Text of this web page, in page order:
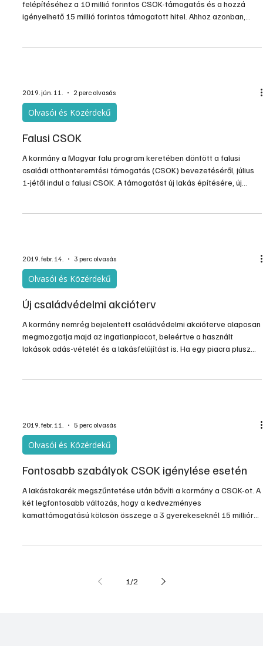
felépítéséhez a 10 millió forintos CSOK-támogatás és a hozzá
igényelhető 15 millió forintos támogatott hitel. Ahhoz azonban,
2019. jún. 11. 2 perc olvasás
Olvasói és Közérdekű
Falusi CSOK
A kormány a Magyar falu program keretében döntött a falusi
családi otthonteremtési támogatás (CSOK) bevezetéséről, július
1-jétől indul a falusi CSOK. A támogatást új lakás építésére, új
2019. febr. 14. 3 perc olvasás
Olvasói és Közérdekű
Új családvédelmi akcióterv
A kormány nemrég bejelentett családvédelmi akcióterve alaposan
megmozgatja majd az ingatlanpiacot, beleértve a használt
lakások adás-vételét és a lakásfelújítást is. Ha egy piacra plusz
2019. febr. 11. 5 perc olvasás
Olvasói és Közérdekű
Fontosabb szabályok CSOK igénylése esetén
A lakástakarék megszűntetése után bővíti a kormány a CSOK-ot. A
két legfontosabb változás, hogy a kedvezményes
kamattámogatású kölcsön összege a 3 gyerekeseknél 15 millióra
1 /2